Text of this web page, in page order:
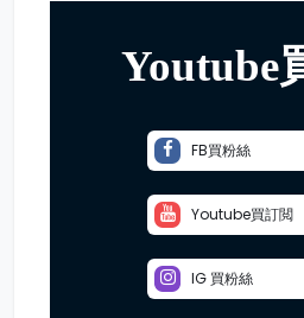
Youtube
FB買粉絲
Youtube買訂閲
IG 買粉絲